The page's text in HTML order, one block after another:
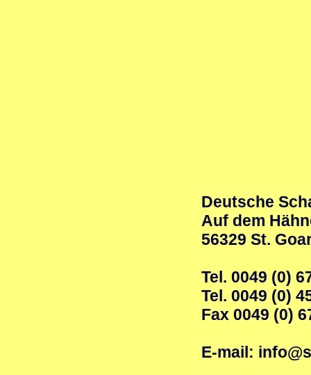
Deutsche
Auf dem
56329 St.
Tel. 0049 (0)
Tel. 0049 (0)
Fax 0049 (0)
E-mail: